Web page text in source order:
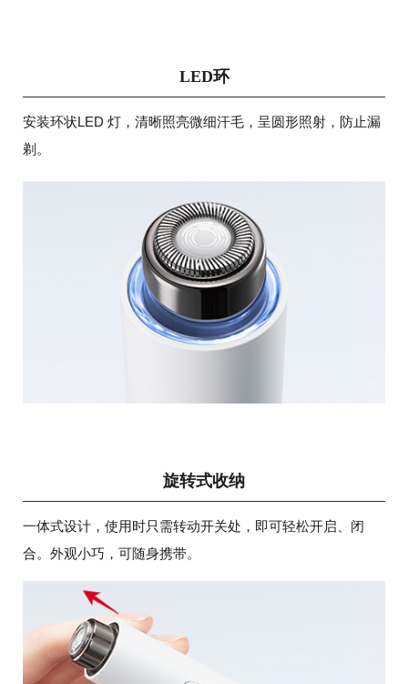
LED环
安装环状LED 灯，清晰照亮微细汗毛，呈圆形照射，防止漏
剃。
旋转式收纳
一体式设计，使用时只需转动开关处，即可轻松开启、闭
合。外观小巧，可随身携带。